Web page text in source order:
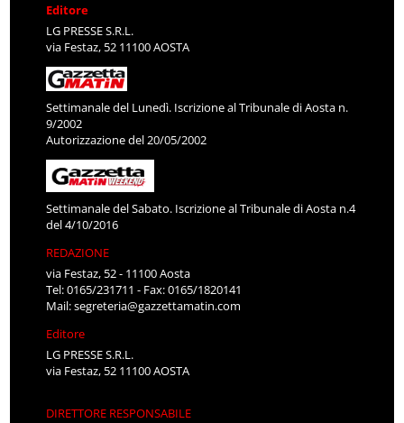
Editore
LG PRESSE S.R.L.
via Festaz, 52 11100 AOSTA
Settimanale del Lunedì. Iscrizione al Tribunale di Aosta n.
9/2002
Autorizzazione del 20/05/2002
Settimanale del Sabato. Iscrizione al Tribunale di Aosta n.4
del 4/10/2016
REDAZIONE
via Festaz, 52 - 11100 Aosta
Tel: 0165/231711 - Fax: 0165/1820141
Mail:segreteria@gazzettamatin.com
Editore
LG PRESSE S.R.L.
via Festaz, 52 11100 AOSTA
DIRETTORE RESPONSABILE